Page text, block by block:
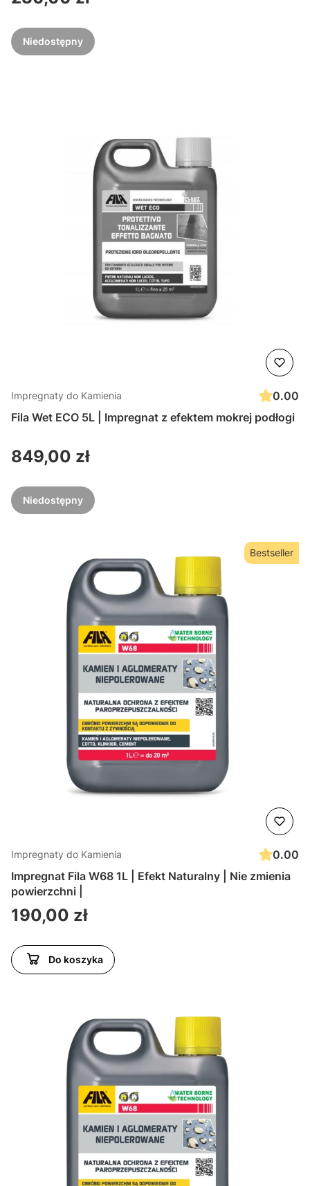
Niedostępny
Impregnaty do Kamienia
0.00
Fila Wet ECO 5L | Impregnat z efektem mokrej podłogi
Cena
849,00 zł
Niedostępny
Bestseller
Impregnaty do Kamienia
0.00
Impregnat Fila W68 1L | Efekt Naturalny | Nie zmienia
powierzchni |
Cena
190,00 zł
Do koszyka